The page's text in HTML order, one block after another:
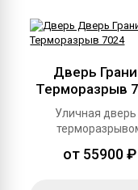
Дверь
Терморазрыв
Уличная дверь
от 55900 ₽